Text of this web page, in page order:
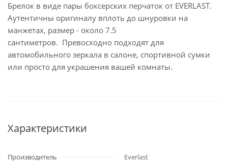
Брелок в виде пары боксерских перчаток от EVERLAST.
Аутентичны оригиналу вплоть до шнуровки на
манжетах, размер - около 7.5
сантиметров. Превосходно подходят для
автомобильного зеркала в салоне, спортивной сумки
или просто для украшения вашей комнаты.
Характеристики
Производитель Everlast